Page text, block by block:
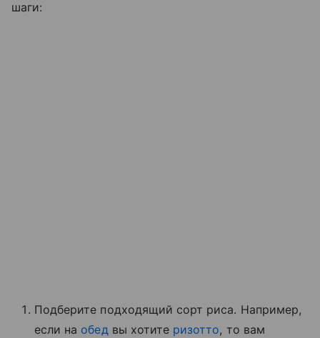
шаги:
Подберите подходящий сорт риса. Например,
если на обедвы хотите ризотто, то вам